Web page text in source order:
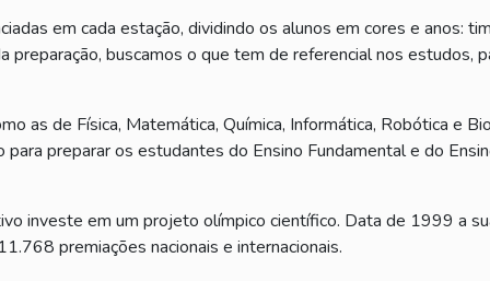
em cada estação, dividindo os alunos em cores e anos:
preparação, buscamos o que tem de referencial nos estudos,
as de Física, Matemática, Química, Informática, Robótica e
preparar os estudantes do Ensino Fundamental e do
investe em um projeto olímpico científico. Data de 1999 a
premiações nacionais e internacionais.